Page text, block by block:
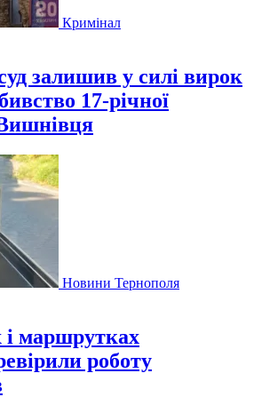
Кримінал
залишив у силі вирок
17-річної
Новини Тернополя
і маршрутках
роботу